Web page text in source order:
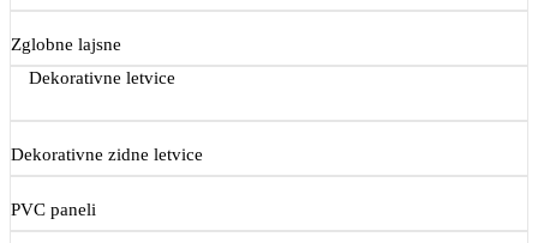
Zglobne lajsne
Dekorativne letvice
Dekorativne zidne letvice
PVC paneli